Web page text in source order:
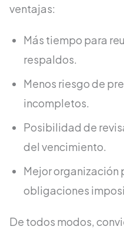
ventajas:
Más tiempo para
respaldos.
Menos riesgo de
incompletos.
Posibilidad de
del vencimiento.
Mejor organización
obligaciones
De todos modos,